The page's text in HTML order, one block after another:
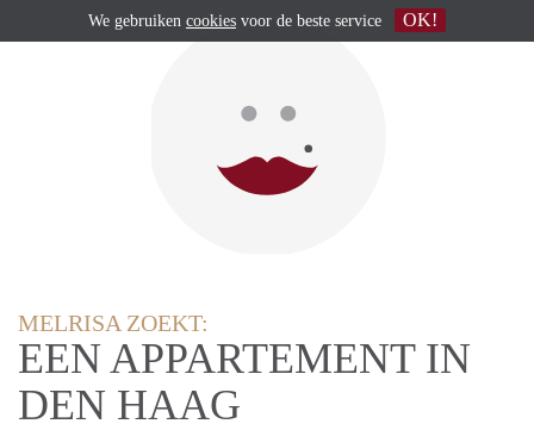
MELRISA ZOEKT:
EEN APPARTEMENT IN
DEN HAAG
We gebruiken cookies voor de beste service OK!